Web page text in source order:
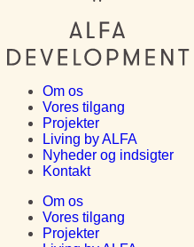
Om os
Vores tilgang
Projekter
Living by ALFA
Nyheder og indsigter
Kontakt
Om os
Vores tilgang
Projekter